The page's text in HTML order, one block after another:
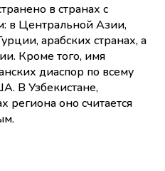
в странах с
в Центральной Азии,
арабских странах, а
Кроме того, имя
диаспор по всему
В Узбекистане,
региона оно считается